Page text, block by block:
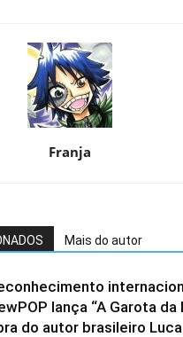
Franja
Mais do autor
lança “A Garota da
do autor brasileiro